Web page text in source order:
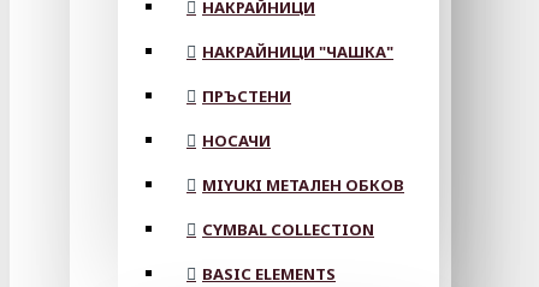
НАКРАЙНИЦИ
НАКРАЙНИЦИ "ЧАШКА"
ПРЪСТЕНИ
НОСАЧИ
MIYUKI МЕТАЛЕН ОБКОВ
CYMBAL COLLECTION
BASIC ELEMENTS